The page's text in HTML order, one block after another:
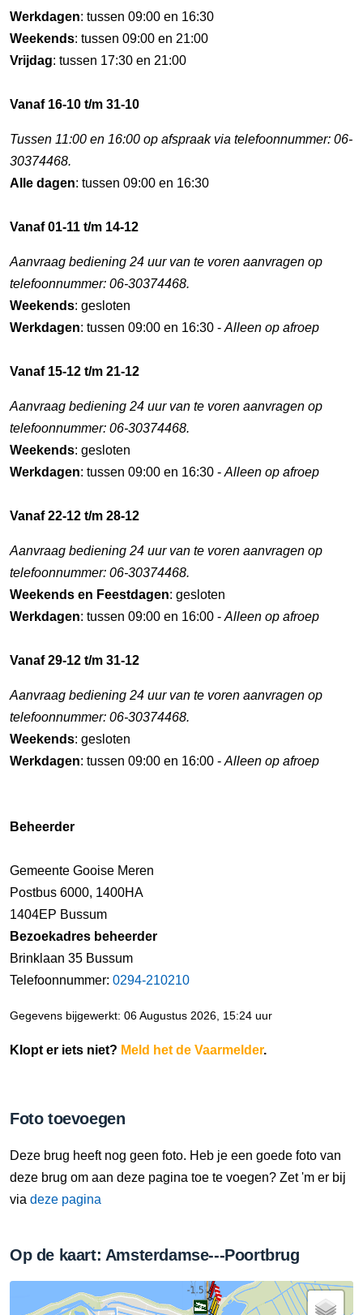
Werkdagen: tussen 09:00 en 16:30
Weekends: tussen 09:00 en 21:00
Vrijdag: tussen 17:30 en 21:00
Vanaf 16-10 t/m 31-10
Tussen 11:00 en 16:00 op afspraak via telefoonnummer: 06-
30374468.
Alle dagen: tussen 09:00 en 16:30
Vanaf 01-11 t/m 14-12
Aanvraag bediening 24 uur van te voren aanvragen op
telefoonnummer: 06-30374468.
Weekends: gesloten
Werkdagen: tussen 09:00 en 16:30 - Alleen op afroep
Vanaf 15-12 t/m 21-12
Aanvraag bediening 24 uur van te voren aanvragen op
telefoonnummer: 06-30374468.
Weekends: gesloten
Werkdagen: tussen 09:00 en 16:30 - Alleen op afroep
Vanaf 22-12 t/m 28-12
Aanvraag bediening 24 uur van te voren aanvragen op
telefoonnummer: 06-30374468.
Weekends en Feestdagen: gesloten
Werkdagen: tussen 09:00 en 16:00 - Alleen op afroep
Vanaf 29-12 t/m 31-12
Aanvraag bediening 24 uur van te voren aanvragen op
telefoonnummer: 06-30374468.
Weekends: gesloten
Werkdagen: tussen 09:00 en 16:00 - Alleen op afroep
Beheerder
Gemeente Gooise Meren
Postbus 6000, 1400HA
1404EP Bussum
Bezoekadres beheerder
Brinklaan 35 Bussum
Telefoonnummer: 0294-210210
Gegevens bijgewerkt: 06 Augustus 2026, 15:24 uur
Klopt er iets niet? Meld het de Vaarmelder.
Foto toevoegen
Deze brug heeft nog geen foto. Heb je een goede foto van
deze brug om aan deze pagina toe te voegen? Zet 'm er bij
via deze pagina
Op de kaart: Amsterdamse---Poortbrug